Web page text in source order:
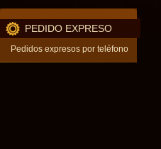
PEDIDO EXPRESO
Pedidos expresos por teléfono